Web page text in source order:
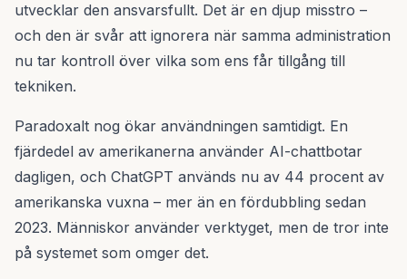
utvecklar den ansvarsfullt. Det är en djup misstro –
och den är svår att ignorera när samma administration
nu tar kontroll över vilka som ens får tillgång till
tekniken.
Paradoxalt nog ökar användningen samtidigt. En
fjärdedel av amerikanerna använder AI-chattbotar
dagligen, och ChatGPT används nu av 44 procent av
amerikanska vuxna – mer än en fördubbling sedan
2023. Människor använder verktyget, men de tror inte
på systemet som omger det.